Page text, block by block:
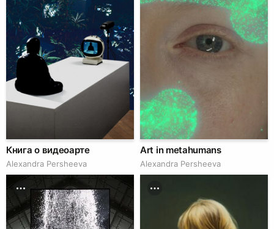
Книга о видеоарте
Alexandra Persheeva
Art in metahumans
Alexandra Persheeva